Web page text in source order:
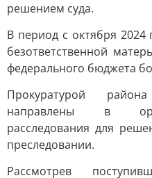
решением суда.
В период с октября 2024
безответственной
федерального бюджета
Прокуратурой
направлены в
расследования для
преследовании.
Рассмотрев